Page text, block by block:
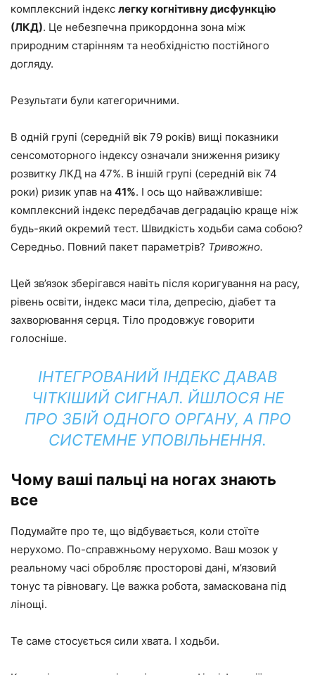
комплексний індекс легку когнітивну дисфункцію
(ЛКД). Це небезпечна прикордонна зона між
природним старінням та необхідністю постійного
догляду.
Результати були категоричними.
В одній групі (середній вік 79 років) вищі показники
сенсомоторного індексу означали зниження ризику
розвитку ЛКД на 47%. В іншій групі (середній вік 74
роки) ризик упав на 41%. І ось що найважливіше:
комплексний індекс передбачав деградацію краще ніж
будь-який окремий тест. Швидкість ходьби сама собою?
Середньо. Повний пакет параметрів? Тривожно.
Цей зв’язок зберігався навіть після коригування на расу,
рівень освіти, індекс маси тіла, депресію, діабет та
захворювання серця. Тіло продовжує говорити
голосніше.
ІНТЕГРОВАНИЙ ІНДЕКС ДАВАВ
ЧІТКІШИЙ СИГНАЛ. ЙШЛОСЯ НЕ
ПРО ЗБІЙ ОДНОГО ОРГАНУ, А ПРО
СИСТЕМНЕ УПОВІЛЬНЕННЯ.
Чому ваші пальці на ногах знають
все
Подумайте про те, що відбувається, коли стоїте
нерухомо. По-справжньому нерухомо. Ваш мозок у
реальному часі обробляє просторові дані, м’язовий
тонус та рівновагу. Це важка робота, замаскована під
лінощі.
Те саме стосується сили хвата. І ходьби.